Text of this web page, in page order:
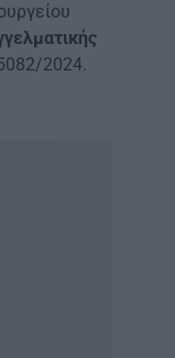
2024.